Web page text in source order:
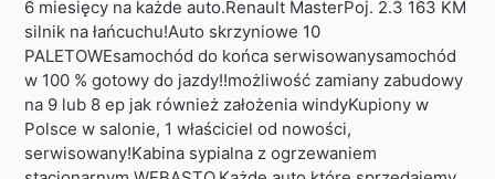
6 miesięcy na każde auto.Renault MasterPoj. 2.3 163 KM
silnik na łańcuchu!Auto skrzyniowe 10
PALETOWEsamochód do końca serwisowanysamochód
w 100 % gotowy do jazdy!!możliwość zamiany zabudowy
na 9 lub 8 ep jak również założenia windyKupiony w
Polsce w salonie, 1 właściciel od nowości,
serwisowany!Kabina sypialna z ogrzewaniem